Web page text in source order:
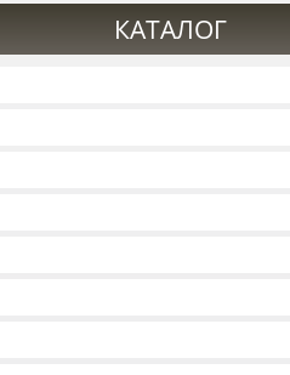
КАТАЛОГ